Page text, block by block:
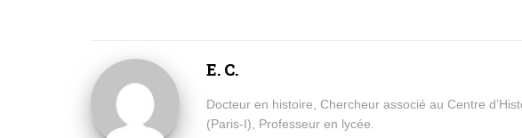
E. C.
Docteur en histoire, Chercheur associé au Centre
(Paris-I), Professeur en lycée.